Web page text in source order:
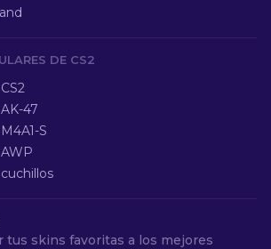
DE CS2
47
S
tus skins favoritas a los mejores